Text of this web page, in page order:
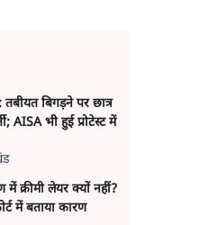
तबीयत बिगड़ने पर छात्र
AISA भी हुई प्रोटेस्ट में
क्रीमी लेयर क्यों नहीं?
में बताया कारण